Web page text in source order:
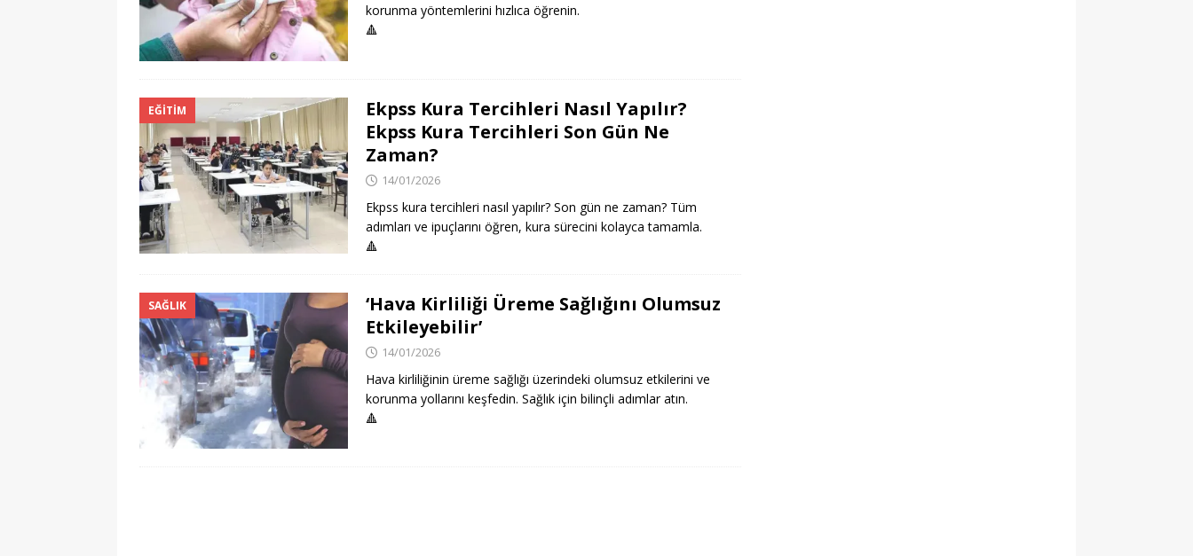
korunma yöntemlerini hızlıca öğrenin.
🔺
EĞITIM
Ekpss Kura Tercihleri Nasıl Yapılır?
Ekpss Kura Tercihleri Son Gün Ne
Zaman?
14/01/2026
Ekpss kura tercihleri nasıl yapılır? Son gün ne zaman? Tüm
adımları ve ipuçlarını öğren, kura sürecini kolayca tamamla.
🔺
SAĞLIK
‘Hava Kirliliği Üreme Sağlığını Olumsuz
Etkileyebilir’
14/01/2026
Hava kirliliğinin üreme sağlığı üzerindeki olumsuz etkilerini ve
korunma yollarını keşfedin. Sağlık için bilinçli adımlar atın.
🔺